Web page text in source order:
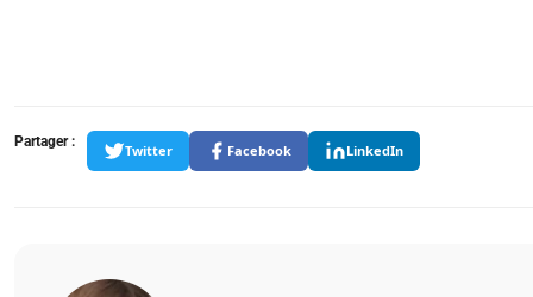
Partager : Twitter Facebook LinkedIn